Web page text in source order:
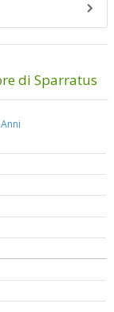
di Sparratus